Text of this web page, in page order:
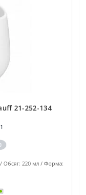
21-252-134
Обсяг: 220 мл
Форма: